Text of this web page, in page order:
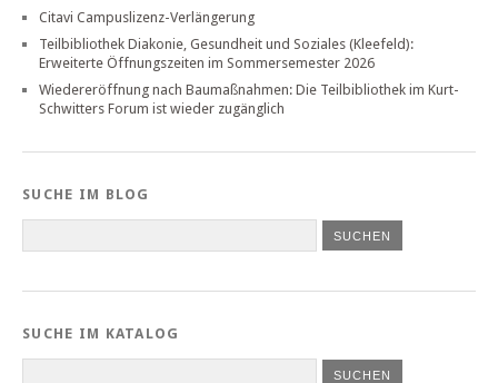
Citavi Campuslizenz-Verlängerung
Teilbibliothek Diakonie, Gesundheit und Soziales (Kleefeld):
Erweiterte Öffnungszeiten im Sommersemester 2026
Wiedereröffnung nach Baumaßnahmen: Die Teilbibliothek im Kurt-
Schwitters Forum ist wieder zugänglich
SUCHE IM BLOG
SUCHE IM KATALOG
SUCHEN